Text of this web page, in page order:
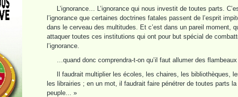
L’ignorance… L’ignorance qui nous investit de toutes parts.
l’ignorance que certaines doctrines fatales passent de l’esprit
dans le cerveau des multitudes. Et c’est dans un pareil moment,
attaquer toutes ces institutions qui ont pour but spécial de
l’ignorance.
…quand donc comprendra-t-on qu’il faut allumer des
Il faudrait multiplier les écoles, les chaires, les bibliothèques,
les librairies ; en un mot, il faudrait faire pénétrer de toutes parts la
peuple... »